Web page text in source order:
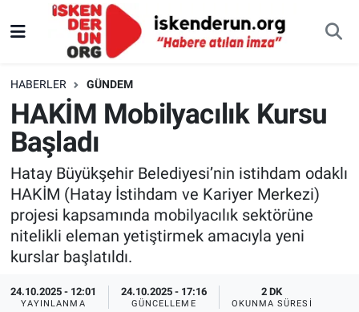
HABERLER GÜNDEM
HAKİM Mobilyacılık Kursu
Başladı
Hatay Büyükşehir Belediyesi’nin istihdam odaklı
HAKİM (Hatay İstihdam ve Kariyer Merkezi)
projesi kapsamında mobilyacılık sektörüne
nitelikli eleman yetiştirmek amacıyla yeni
kurslar başlatıldı.
24.10.2025 - 12:01
YAYINLANMA
24.10.2025 - 17:16
GÜNCELLEME
2 DK
OKUNMA SÜRESI